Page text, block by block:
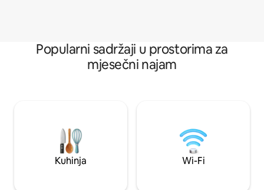
Popularni sadržaji u prostorima za
mjesečni najam
Kuhinja Wi-Fi